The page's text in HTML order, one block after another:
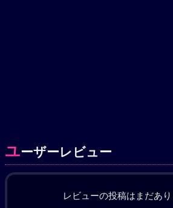
ユーザーレビュー
レビューの投稿はまだあり